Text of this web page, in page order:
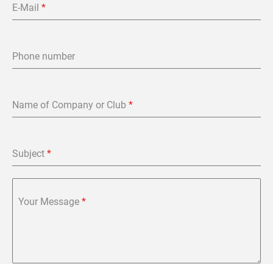
E-Mail *
Phone number
Name of Company or Club *
Subject *
Your Message *